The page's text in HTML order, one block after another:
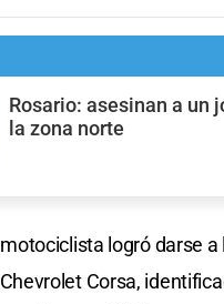
Rosario: asesinan a un
la zona norte
logró darse a
Corsa,